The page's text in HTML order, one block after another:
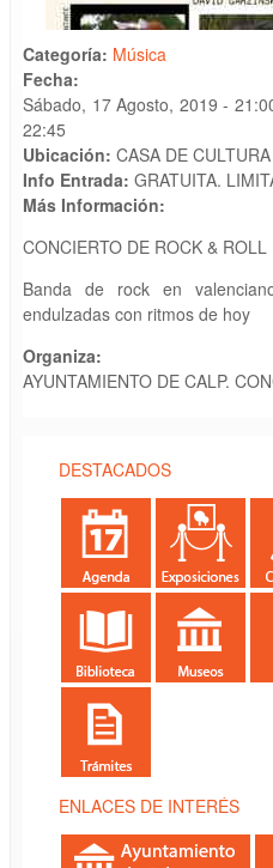
Categoría: Música
Fecha:
Sábado, 17 Agosto, 2019 -
22:45
Ubicación: CASA DE
Info Entrada: GRATUITA.
Más Información:
CONCIERTO DE ROCK & ROLL
Banda de rock en
endulzadas con ritmos de hoy
Organiza:
AYUNTAMIENTO DE CALP.
DESTACADOS
ENLACES DE INTERÉS